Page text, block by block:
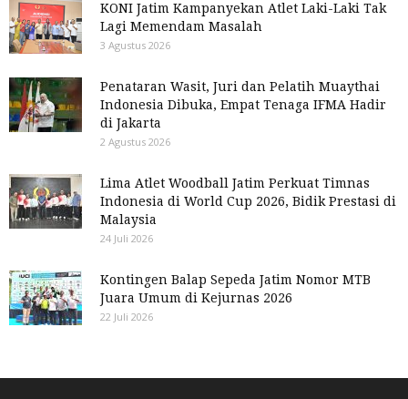
KONI Jatim Kampanyekan Atlet Laki-Laki Tak
Lagi Memendam Masalah
3 Agustus 2026
Penataran Wasit, Juri dan Pelatih Muaythai
Indonesia Dibuka, Empat Tenaga IFMA Hadir
di Jakarta
2 Agustus 2026
Lima Atlet Woodball Jatim Perkuat Timnas
Indonesia di World Cup 2026, Bidik Prestasi di
Malaysia
24 Juli 2026
Kontingen Balap Sepeda Jatim Nomor MTB
Juara Umum di Kejurnas 2026
22 Juli 2026